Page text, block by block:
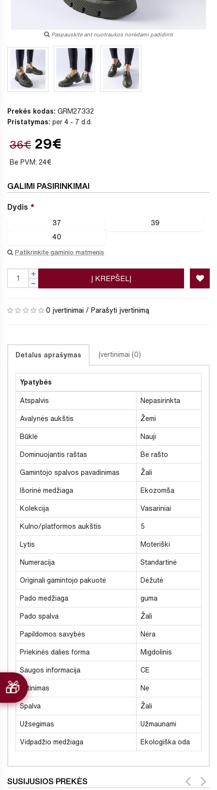
Paspauskite ant nuotraukos norėdami padidinti
Prekės kodas: GRM27332
Pristatymas: per 4 - 7 d.d.
36€ 29€
Be PVM: 24€
GALIMI PASIRINKIMAI
Dydis
37 39
40
Patikrinkite gaminio matmenis
Į KREPŠELĮ
0 įvertinimai / Parašyti įvertinimą
Detalus aprašymas Įvertinimai (0)
Ypatybės
Atspalvis Nepasirinkta
Avalynės aukštis Žemi
Būklė Nauji
Dominuojantis raštas Be rašto
Gamintojo spalvos pavadinimas Žali
Išorinė medžiaga Ekozomša
Kolekcija Vasariniai
Kulno/platformos aukštis 5
Lytis Moteriški
Numeracija Standartinė
Originali gamintojo pakuotė Dėžutė
Pado medžiaga guma
Pado spalva Žali
Papildomos savybės Nėra
Priekinės dalies forma Migdolinis
Saugos informacija CE
Šiltinimas Ne
Spalva Žali
Užsegimas Užmaunami
Vidpadžio medžiaga Ekologiška oda
SUSIJUSIOS PREKĖS